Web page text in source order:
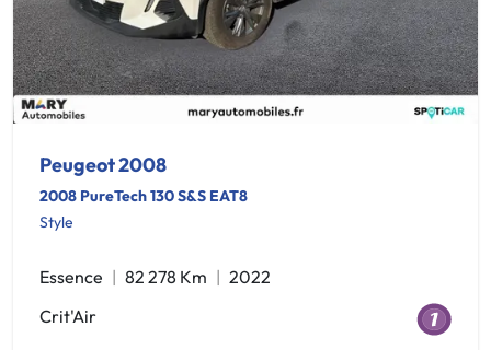
Peugeot 2008
2008 PureTech 130 S&S EAT8
Style
Essence 82 278 Km
2022
Crit'Air